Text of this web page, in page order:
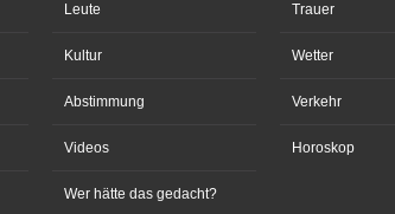
Leute
Kultur
Abstimmung
Videos
Wer hätte das gedacht?
Trauer
Wetter
Verkehr
Horoskop